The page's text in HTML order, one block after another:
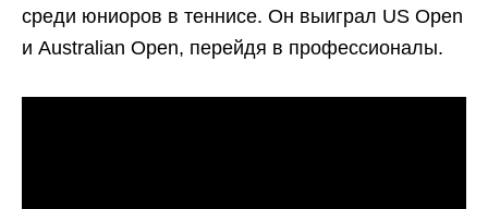
среди юниоров в теннисе. Он выиграл US Open
и Australian Open, перейдя в профессионалы.